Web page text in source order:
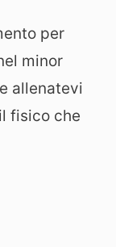
per
minor
allenatevi
fisico che